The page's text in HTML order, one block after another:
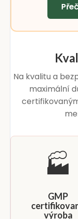
Na kvalitu a
maximální
🏭
GMP
výroba